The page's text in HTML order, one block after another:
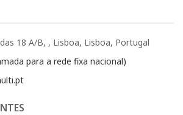
18 A/B, , Lisboa, Lisboa, Portugal
para a rede fixa nacional)